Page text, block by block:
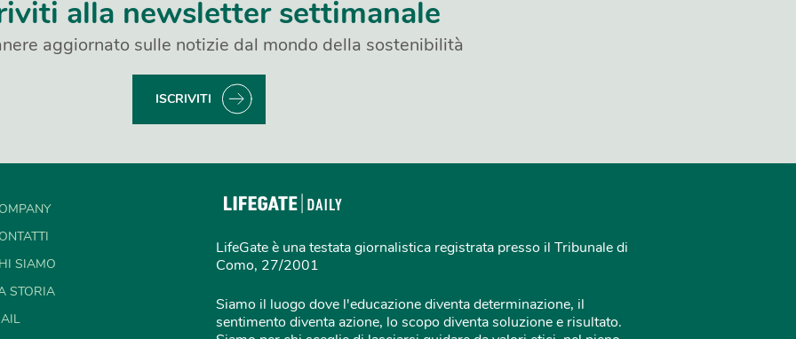
alla newsletter settimanale
aggiornato sulle notizie dal mondo della sostenibilità
ISCRIVITI
SIAMO
STORIA
LifeGate è una testata giornalistica registrata presso il Tribunale di
Como, 27/2001
Siamo il luogo dove l'educazione diventa determinazione, il
sentimento diventa azione, lo scopo diventa soluzione e risultato.